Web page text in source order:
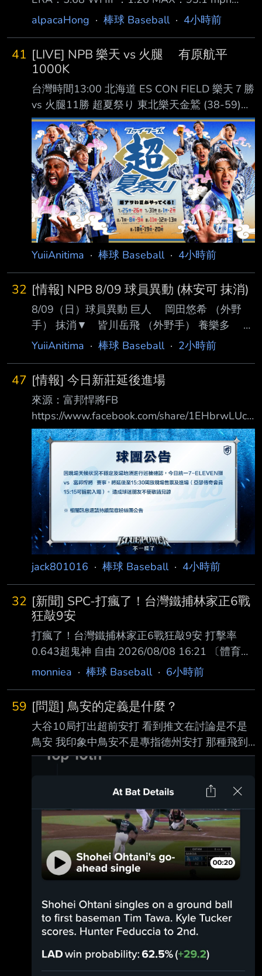
「４番・左翼」で先 発出場して３打数無安打
だった。 また、７月に巨人からトレードで
西武に移籍した若林楽人外野手も試合前練習に
姿を 見せず。出場選手登録抹消となった。
代わって、山村崇嘉内野手と茶野篤政外野手が
１
NP：38-18 上一場投了27球的鄧愷威 只休息1
7落後、1人出局一壘有人的情況登板 一上來先
投了一個四壞保送 之後2出局的情況下 一顆失投
紅中直球被轟了一發3分砲 第7局續投 控球還是
不太理想 又投了一個保送 之後2出局被敲安打後
退場 幸好接替的投手鎖住沒有掉分 總計今天鄧
中繼1.2局失2分，挨了一發全壘打 2次保送，但
也有3次三振
alpacaHong · 棒球 Baseball· 4小時前
41 [LIVE] NPB 樂天 vs 火腿 有原航平
1000K
台灣時間13:00 北海道 ES CON FIELD 樂天７勝
vs 火腿11勝 超夏祭り 東北樂天金鷲 (38-59)
AVG OBP SLG OPS HR RBI PA １. 中島大輔 (L)
LF .268 .324 .387 .711 2 18 264 ２. 佐藤直樹
(R) RF .262 .284 .437 .721 6 17 190 ３. 辰己
涼介 (L) CF .278 .360 .413 .773 9 34 415 ４.
Carson McCusker (R) DH .265 .345
YuiiAnitima · 棒球 Baseball· 4小時前
32 [情報] NPB 8/09 球員異動 (林安可 抹消)
8/09（日）球員異動 巨人 岡田悠希 （外野
手） 抹消▼ 皆川岳飛 （外野手） 養樂多 松
本健吾 （投手） 抹消▼ 無 西武 山村崇嘉
▼ 若林楽人 （外野手） 林安可 （外
野手） 羅德 Joey Lucchesi （投手） 抹消▼
無 阪神、DeNA、中日、廣島： 15:00 公布 本
日抹消選手於 8/19 以後才能再度登錄一軍。
https://npb.jp/announcement/roster/roster_080
9.html --
YuiiAnitima · 棒球 Baseball· 2小時前
47 [情報] 今日新莊延後進場
來源：富邦悍將FB
https://www.facebook.com/share/1EHbrwLUcN
/ ▍球團公告 因現場天候狀況不穩定及場地須
進行巡檢確認，今日 統一7-ELEVEN獅 vs 富邦
悍將 賽事 ，將延後至15:30開放現場售票及進場
（亞瑟傳奇會員15:15可提前入場）。 造成球
迷朋友不便敬請見諒 相關訊息還請持續留意粉
絲團公告 #請大家注意安全
https://i.mopix.cc/knvQJr.jpg --
jack801016 · 棒球 Baseball· 4小時前
32 [新聞] SPC-打瘋了！台灣鐵捕林家正6戰
狂敲9安
打瘋了！台灣鐵捕林家正6戰狂敲9安 打擊率
0.643超鬼神 自由 2026/08/08 16:21 〔體育中
心／綜合報導〕效力日本火腿的台灣鐵捕林家正
支安打，近6戰狂敲9安，狀態絕好調。 林家正
近年在國際賽場爆紅，在本壘後方率領台灣隊奪
下世界12強冠軍，今年經典賽也扮演 主戰捕
手，蹲捕功力讓火腿決定出手網羅，合約推估是
1年1600萬日圓（約322萬台幣）。 今天火腿二
捕，9下獲得打擊機會，從樂天右 投内星龍手中
掃出中外野
monniea · 棒球 Baseball· 6小時前
59 [問題] 鳥安的定義是什麼？
大谷10局打出超前安打 看到推文在討論是不是
鳥安 我印象中鳥安不是專指德州安打 那種飛到
外野三不管地帶的球嗎？ 還是現在打得不怎樣